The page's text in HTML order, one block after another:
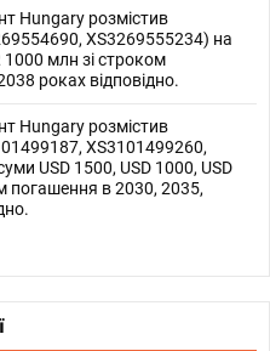
Hungary розмістив
XS3269555234) на
1000 млн зі строком
роках відповідно.
Hungary розмістив
XS3101499260,
USD 1500, USD 1000, USD
погашення в 2030, 2035,